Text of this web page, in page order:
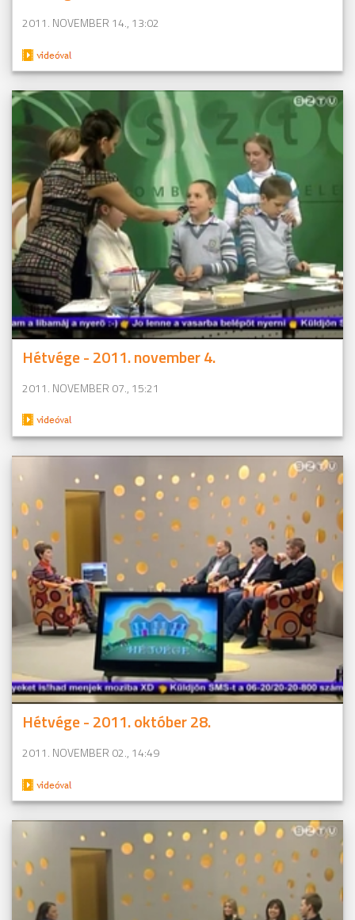
2011. NOVEMBER 14., 13:02
Hétvége - 2011. november 4.
2011. NOVEMBER 07., 15:21
Hétvége - 2011. október 28.
2011. NOVEMBER 02., 14:49